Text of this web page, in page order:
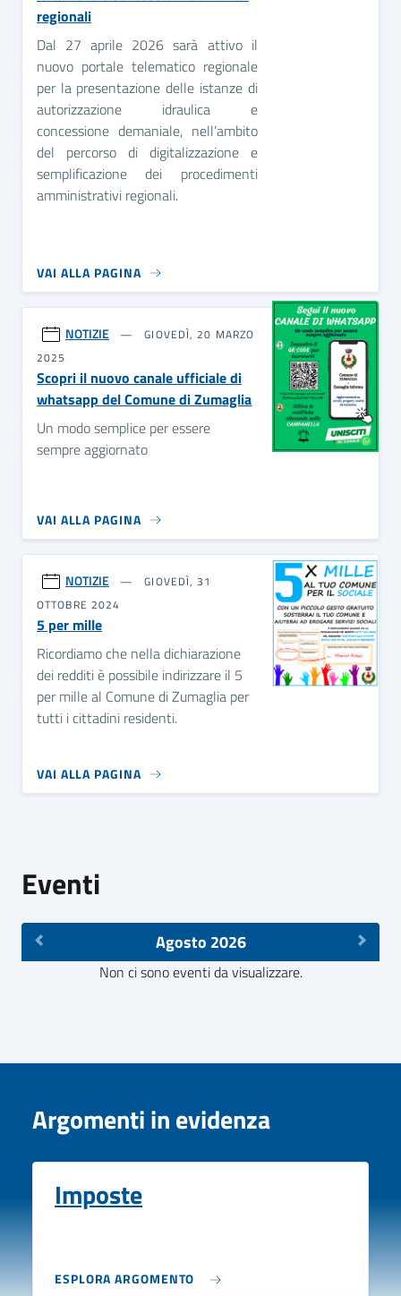
regionali
Dal 27 aprile 2026 sarà attivo il
nuovo portale telematico regionale
per la presentazione delle istanze di
autorizzazione idraulica e
concessione demaniale, nell’ambito
del percorso di digitalizzazione e
semplificazione dei procedimenti
amministrativi regionali.
VAI ALLA PAGINA
NOTIZIE
GIOVEDÌ, 20 MARZO
2025
Scopri il nuovo canale ufficiale di
whatsapp del Comune di Zumaglia
Un modo semplice per essere
sempre aggiornato
VAI ALLA PAGINA
NOTIZIE
GIOVEDÌ, 31
OTTOBRE 2024
5 per mille
Ricordiamo che nella dichiarazione
dei redditi è possibile indirizzare il 5
per mille al Comune di Zumaglia per
tutti i cittadini residenti.
VAI ALLA PAGINA
Eventi
Agosto 2026
Non ci sono eventi da visualizzare.
Argomenti in evidenza
Imposte
ESPLORA ARGOMENTO